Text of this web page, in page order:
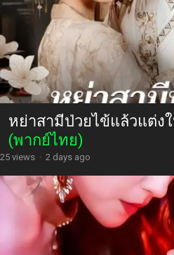
หย่าสามีป่วยไข้แล้วแต่ง
(พากย์ไทย)
25 views · 2 days ago